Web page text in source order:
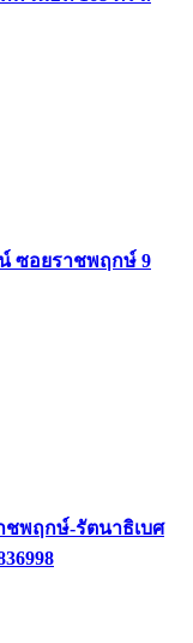
ซอยราชพฤกษ์ 9
พฤกษ์-รัตนาธิเบศ